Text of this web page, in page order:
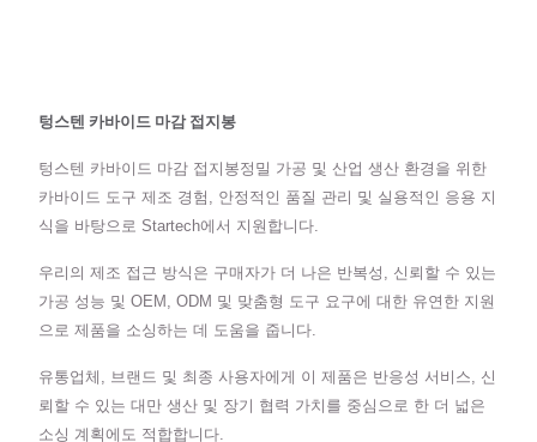
텅스텐 카바이드 마감 접지봉
텅스텐 카바이드 마감 접지봉정밀 가공 및 산업 생산 환경을 위한
카바이드 도구 제조 경험, 안정적인 품질 관리 및 실용적인 응용 지
식을 바탕으로 Startech에서 지원합니다.
우리의 제조 접근 방식은 구매자가 더 나은 반복성, 신뢰할 수 있는
가공 성능 및 OEM, ODM 및 맞춤형 도구 요구에 대한 유연한 지원
으로 제품을 소싱하는 데 도움을 줍니다.
유통업체, 브랜드 및 최종 사용자에게 이 제품은 반응성 서비스, 신
뢰할 수 있는 대만 생산 및 장기 협력 가치를 중심으로 한 더 넓은
소싱 계획에도 적합합니다.